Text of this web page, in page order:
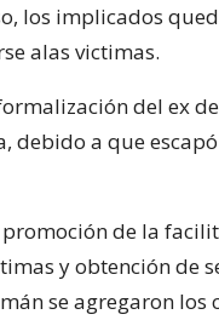
los implicados
alas victimas.
del ex
debido a que
de la
y obtención de
se agregaron los